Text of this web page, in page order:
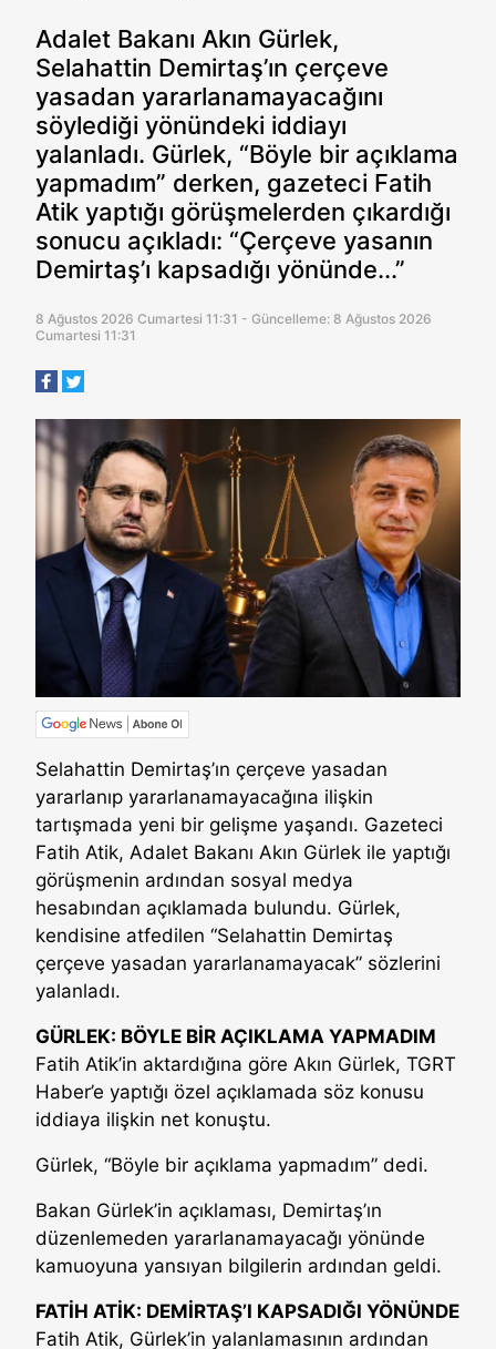
Adalet Bakanı Akın Gürlek,
Selahattin Demirtaş’ın çerçeve
yasadan yararlanamayacağını
söylediği yönündeki iddiayı
yalanladı. Gürlek, “Böyle bir açıklama
yapmadım” derken, gazeteci Fatih
Atik yaptığı görüşmelerden çıkardığı
sonucu açıkladı: “Çerçeve yasanın
Demirtaş’ı kapsadığı yönünde...”
8 Ağustos 2026 Cumartesi 11:31 - Güncelleme: 8 Ağustos 2026
Cumartesi 11:31
Selahattin Demirtaş’ın çerçeve yasadan
yararlanıp yararlanamayacağına ilişkin
tartışmada yeni bir gelişme yaşandı. Gazeteci
Fatih Atik, Adalet Bakanı Akın Gürlek ile yaptığı
görüşmenin ardından sosyal medya
hesabından açıklamada bulundu. Gürlek,
kendisine atfedilen “Selahattin Demirtaş
çerçeve yasadan yararlanamayacak” sözlerini
yalanladı.
GÜRLEK: BÖYLE BİR AÇIKLAMA YAPMADIM
Fatih Atik’in aktardığına göre Akın Gürlek, TGRT
Haber’e yaptığı özel açıklamada söz konusu
iddiaya ilişkin net konuştu.
Gürlek, “Böyle bir açıklama yapmadım” dedi.
Bakan Gürlek’in açıklaması, Demirtaş’ın
düzenlemeden yararlanamayacağı yönünde
kamuoyuna yansıyan bilgilerin ardından geldi.
FATİH ATİK: DEMİRTAŞ’I KAPSADIĞI YÖNÜNDE
Fatih Atik, Gürlek’in yalanlamasının ardından